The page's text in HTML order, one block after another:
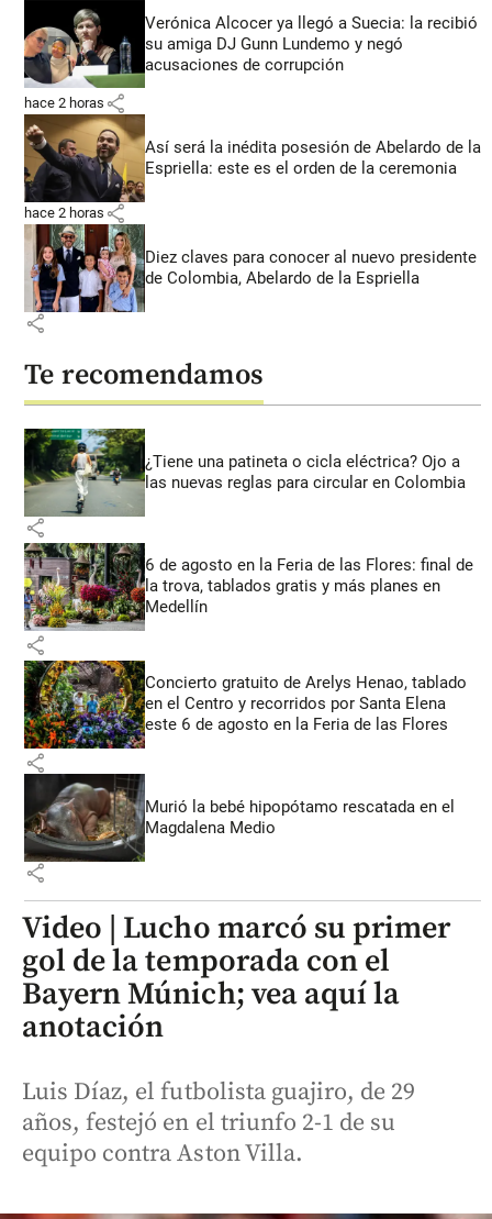
Verónica Alcocer ya llegó a Suecia: la recibió
su amiga DJ Gunn Lundemo y negó
acusaciones de corrupción
hace 2 horas share
Así será la inédita posesión de Abelardo de la
Espriella: este es el orden de la ceremonia
hace 2 horas share
Diez claves para conocer al nuevo presidente
de Colombia, Abelardo de la Espriella
share
Te recomendamos
¿Tiene una patineta o cicla eléctrica? Ojo a
las nuevas reglas para circular en Colombia
share
6 de agosto en la Feria de las Flores: final de
la trova, tablados gratis y más planes en
Medellín
share
Concierto gratuito de Arelys Henao, tablado
en el Centro y recorridos por Santa Elena
este 6 de agosto en la Feria de las Flores
share
Murió la bebé hipopótamo rescatada en el
Magdalena Medio
share
Video | Lucho marcó su primer
gol de la temporada con el
Bayern Múnich; vea aquí la
anotación
Luis Díaz, el futbolista guajiro, de 29
años, festejó en el triunfo 2-1 de su
equipo contra Aston Villa.